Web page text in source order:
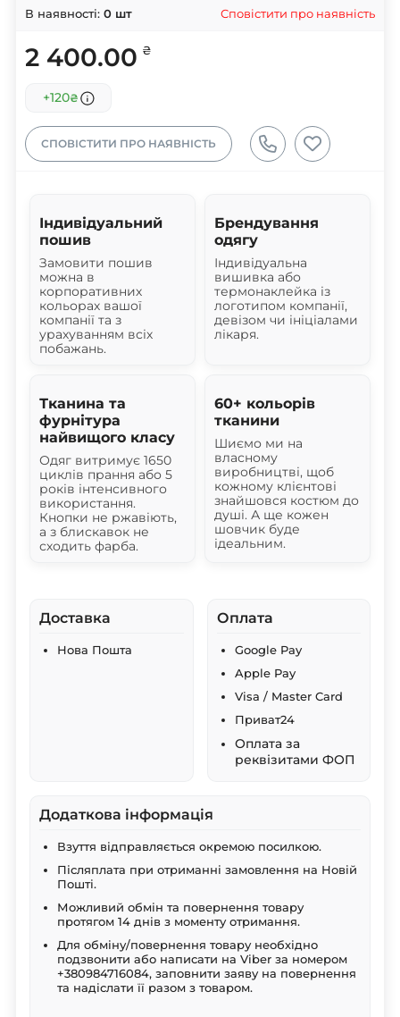
В наявності: 0 шт Сповістити про наявність
2 400.00 ₴
+120₴
СПОВІСТИТИ ПРО НАЯВНІСТЬ
Індивідуальний
пошив
Замовити пошив
можна в
корпоративних
кольорах вашої
компанії та з
урахуванням всіх
побажань.
Брендування
одягу
Індивідуальна
вишивка або
термонаклейка із
логотипом компанії,
девізом чи ініціалами
лікаря.
Тканина та
фурнітура
найвищого класу
Одяг витримує 1650
циклів прання або 5
років інтенсивного
використання.
Кнопки не ржавіють,
а з блискавок не
сходить фарба.
60+ кольорів
тканини
Шиємо ми на
власному
виробництві, щоб
кожному клієнтові
знайшовся костюм до
душі. А ще кожен
шовчик буде
ідеальним.
Доставка
Нова Пошта
Оплата
Google Pay
Apple Pay
Visa / Master Card
Приват24
Оплата за
реквізитами ФОП
Додаткова інформація
Взуття відправляється окремою посилкою.
Післяплата при отриманні замовлення на Новій
Пошті.
Можливий обмін та повернення товару
протягом 14 днів з моменту отримання.
Для обміну/повернення товару необхідно
подзвонити або написати на Viber за номером
+380984716084, заповнити заяву на повернення
та надіслати її разом з товаром.